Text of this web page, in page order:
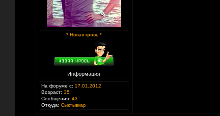
* Новая кровь *
Информация
На форуме с: 17.01.2012
Возраст: 35
Сообщения: 43
Откуда: Сыктывкар